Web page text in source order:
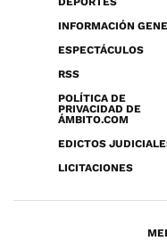
INFORMACIÓN
ESPECTÁCULOS
RSS
POLÍTICA DE
PRIVACIDAD DE
ÁMBITO.COM
EDICTOS
LICITACIONES